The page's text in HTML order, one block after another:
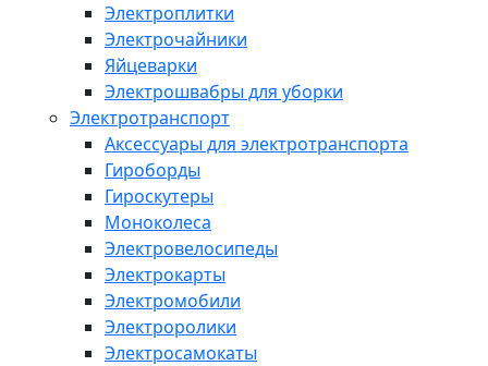
Электроплитки
Электрочайники
Яйцеварки
Электрошвабры для уборки
Электротранспорт
Аксессуары для электротранспорта
Гироборды
Гироскутеры
Моноколеса
Электровелосипеды
Электрокарты
Электромобили
Электроролики
Электросамокаты